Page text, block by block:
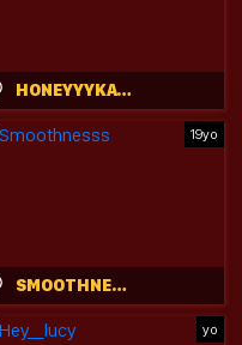
HONEYYYKATE
19yo
SMOOTHNESSS
yo